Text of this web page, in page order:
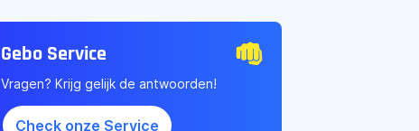
Gebo Service
Vragen? Krijg gelijk de antwoorden!
Check onze Service